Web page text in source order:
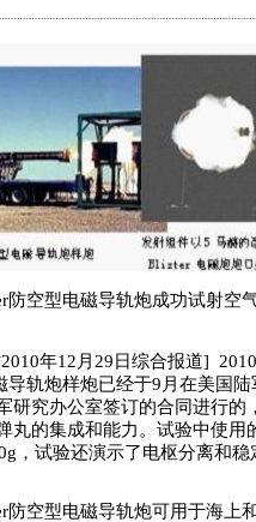
防空型电磁导轨炮成功试射空
年12月29日综合报道] 2010
导轨炮样炮已经于9月在美国
研究办公室签订的合同进行
丸的集成和能力。试验中使
，试验还演示了电枢分离和稳
型电磁导轨炮可用于海上和